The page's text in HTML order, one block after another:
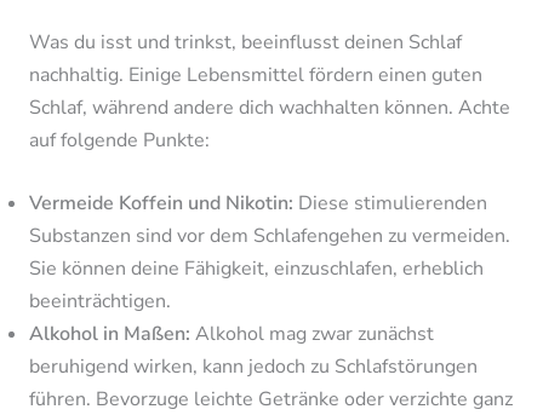
Was du isst und trinkst, beeinflusst deinen Schlaf
nachhaltig. Einige Lebensmittel fördern einen guten
Schlaf, während andere dich wachhalten können. Achte
auf folgende Punkte:
Vermeide Koffein und Nikotin: Diese stimulierenden
Substanzen sind vor dem Schlafengehen zu vermeiden.
Sie können deine Fähigkeit, einzuschlafen, erheblich
beeinträchtigen.
Alkohol in Maßen: Alkohol mag zwar zunächst
beruhigend wirken, kann jedoch zu Schlafstörungen
führen. Bevorzuge leichte Getränke oder verzichte ganz